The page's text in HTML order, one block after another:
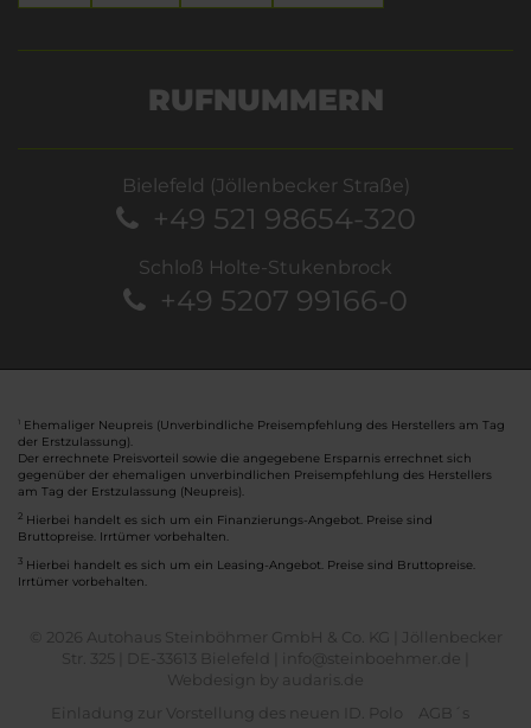
RUFNUMMERN
Bielefeld (Jöllenbecker Straße)
+49 521 98654-320
Schloß Holte-Stukenbrock
+49 5207 99166-0
Ehemaliger Neupreis (Unverbindliche Preisempfehlung des Herstellers am Tag
der Erstzulassung).
Der errechnete Preisvorteil sowie die angegebene Ersparnis errechnet sich
gegenüber der ehemaligen unverbindlichen Preisempfehlung des Herstellers
am Tag der Erstzulassung (Neupreis).
2 Hierbei handelt es sich um ein Finanzierungs-Angebot. Preise sind
Bruttopreise. Irrtümer vorbehalten.
3 Hierbei handelt es sich um ein Leasing-Angebot. Preise sind Bruttopreise.
Irrtümer vorbehalten.
© 2026 Autohaus Steinböhmer GmbH & Co. KG | Jöllenbecker
Str. 325 | DE-33613 Bielefeld | info@steinboehmer.de |
Webdesign by audaris.de
Einladung zur Vorstellung des neuen ID. Polo
AGB´s